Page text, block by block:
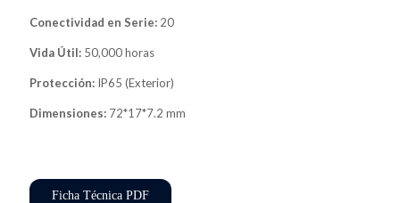
Conectividad en Serie: 20
Vida Útil: 50,000 horas
Protección: IP65 (Exterior)
Dimensiones: 72*17*7.2 mm
Ficha Técnica PDF